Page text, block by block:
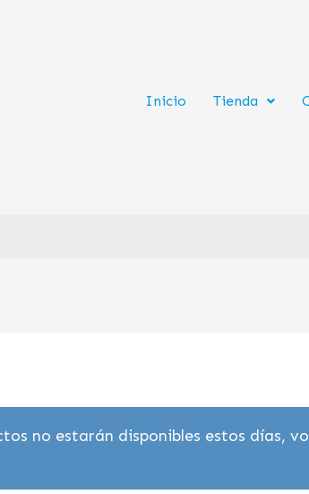
Inicio Tienda
no estarán disponibles estos días,